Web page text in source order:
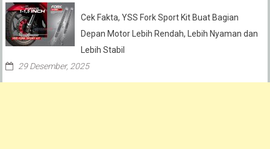
Cek Fakta, YSS Fork Sport Kit Buat Bagian
Depan Motor Lebih Rendah, Lebih Nyaman dan
Lebih Stabil
29 Desember, 2025